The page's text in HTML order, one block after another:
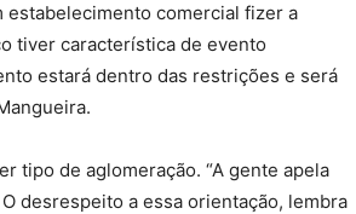
estabelecimento comercial fizer a
tiver característica de evento
estará dentro das restrições e será
tipo de aglomeração. “A gente apela
desrespeito a essa orientação, lembra